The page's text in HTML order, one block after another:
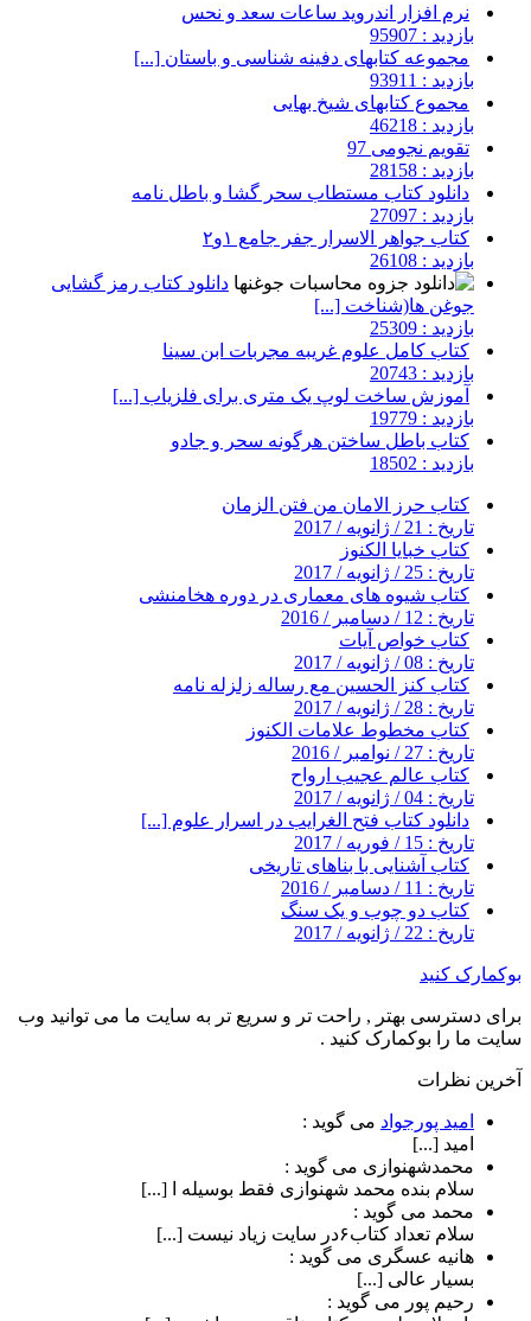
نرم افزار اندروید ساعات سعد و نحس
بازدید : 95907
مجموعه کتابهای دفینه شناسی و باستان [...]
بازدید : 93911
مجموع کتابهای شیخ بهایی
بازدید : 46218
تقویم نجومی 97
بازدید : 28158
دانلود کتاب مستطاب سحر گشا و باطل نامه
بازدید : 27097
کتاب جواهر الاسرار جفر جامع ۱و۲
بازدید : 26108
دانلود کتاب رمز گشایی
جوغن ها(شناخت [...]
بازدید : 25309
کتاب کامل علوم غریبه مجربات ابن سینا
بازدید : 20743
آموزش ساخت لوپ یک متری برای فلزیاب [...]
بازدید : 19779
کتاب باطل ساختن هرگونه سحر و جادو
بازدید : 18502
کتاب حرز الامان من فتن الزمان
تاریخ : 21 / ژانویه / 2017
کتاب خبایا الکنوز
تاریخ : 25 / ژانویه / 2017
کتاب شیوه های معماری در دوره هخامنشی
تاریخ : 12 / دسامبر / 2016
کتاب خواص آیات
تاریخ : 08 / ژانویه / 2017
کتاب کنز الحسین مع رساله زلزله نامه
تاریخ : 28 / ژانویه / 2017
کتاب مخطوط علامات الکنوز
تاریخ : 27 / نوامبر / 2016
کتاب عالم عجیب ارواح
تاریخ : 04 / ژانویه / 2017
دانلود کتاب فتح الغرایب در اسرار علوم [...]
تاریخ : 15 / فوریه / 2017
کتاب آشنایی با بناهای تاریخی
تاریخ : 11 / دسامبر / 2016
کتاب دو چوب و یک سنگ
تاریخ : 22 / ژانویه / 2017
بوکمارک کنید
برای دسترسی بهتر , راحت تر و سریع تر به سایت ما می توانید وب
سایت ما را بوکمارک کنید .
آخرین نظرات
امید پورجواد می گوید :
امید [...]
محمدشهنوازی می گوید :
سلام بنده محمد شهنوازی فقط بوسیله ا [...]
محمد می گوید :
سلام تعداد کتاب۶در سایت زیاد نیست [...]
هانیه عسگری می گوید :
بسیار عالی [...]
رحیم پور می گوید :